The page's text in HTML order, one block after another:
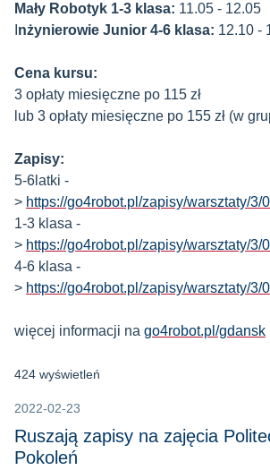
Mały Robotyk 1-3 klasa: 11.05 - 12.05
nżynierowie Junior 4-6 klasa: 12.10 -
Cena kursu:
3 opłaty miesięczne po 115 zł
lub 3 opłaty miesięczne po 155 zł (w
Zapisy:
5-6latki -
> https://go4robot.pl/zapisy/warsztaty/3/
1-3 klasa -
> https://go4robot.pl/zapisy/warsztaty/3/
4-6 klasa -
> https://go4robot.pl/zapisy/warsztaty/3/
więcej informacji na go4robot.pl/gdansk
424 wyświetleń
2022-02-23
Ruszają zapisy na zajęcia
Pokoleń